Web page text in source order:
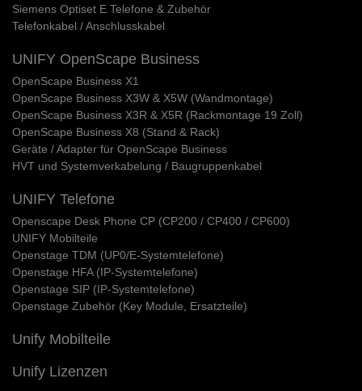
Siemens Optiset E Telefone & Zubehör
Telefonkabel / Anschlusskabel
UNIFY OpenScape Business
OpenScape Business X1
OpenScape Business X3W & X5W (Wandmontage)
OpenScape Business X3R & X5R (Rackmontage 19 Zoll)
OpenScape Business X8 (Stand & Rack)
Geräte / Adapter für OpenScape Business
HVT und Systemverkabelung / Baugruppenkabel
UNIFY Telefone
Openscape Desk Phone CP (CP200 / CP400 / CP600)
UNIFY Mobilteile
Openstage TDM (UP0/E-Systemtelefone)
Openstage HFA (IP-Systemtelefone)
Openstage SIP (IP-Systemtelefone)
Openstage Zubehör (Key Module, Ersatzteile)
Unify Mobilteile
Unify Lizenzen